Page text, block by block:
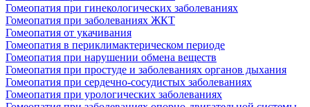
Гомеопатия при гинекологических заболеваниях
Гомеопатия при заболеваниях ЖКТ
Гомеопатия от укачивания
Гомеопатия в периклимактерическом периоде
Гомеопатия при нарушении обмена веществ
Гомеопатия при простуде и заболеваниях органов дыхания
Гомеопатия при сердечно-сосудистых заболеваниях
Гомеопатия при урологических заболеваниях